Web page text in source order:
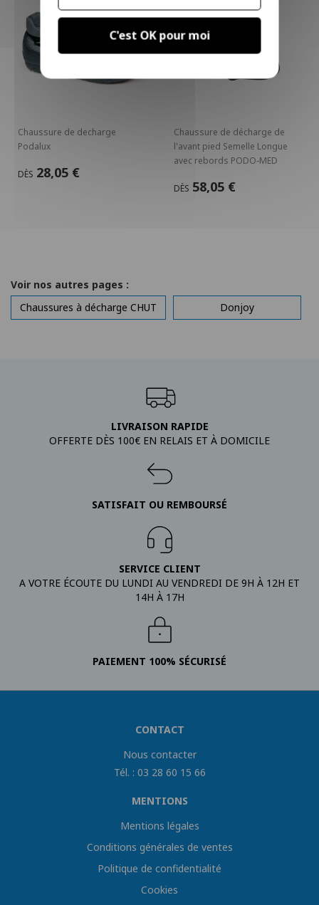
Chaussure de decharge
Podalux
DÈS 28,05 €
Chaussure de décharge de
l'avant pied Semelle Longue
avec rebords PODO-MED
DÈS 58,05 €
Voir nos autres pages :
Chaussures à décharge CHUT
Donjoy
LIVRAISON RAPIDE
OFFERTE DÈS 100€ EN RELAIS ET À DOMICILE
SATISFAIT OU REMBOURSÉ
SERVICE CLIENT
A VOTRE ÉCOUTE DU LUNDI AU VENDREDI DE 9H À 12H ET
14H À 17H
PAIEMENT 100% SÉCURISÉ
CONTACT
Nous contacter
Tél. : 03 28 60 15 66
MENTIONS
Mentions légales
Conditions générales de ventes
Politique de confidentialité
Cookies
C'est OK pour moi